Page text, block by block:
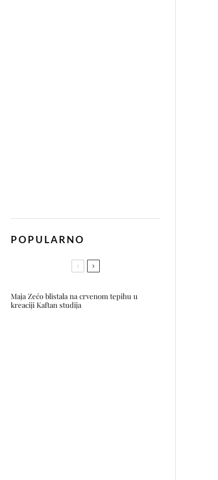
POPULARNO
Maja Zećo blistala na crvenom tepihu u
kreaciji Kaftan studija